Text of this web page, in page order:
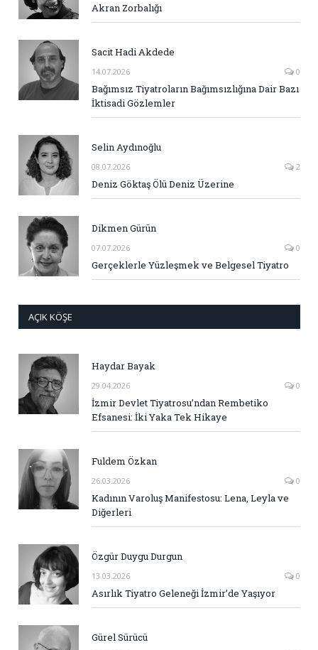
Akran Zorbalığı
Sacit Hadi Akdede
14.07.2026 0
Bağımsız Tiyatroların Bağımsızlığına Dair Bazı
İktisadi Gözlemler
Selin Aydınoğlu
08.07.2026 2
Deniz Göktaş Ölü Deniz Üzerine
Dikmen Gürün
07.07.2026 0
Gerçeklerle Yüzleşmek ve Belgesel Tiyatro
AÇIK KÖŞE
Haydar Bayak
29.04.2026 0
İzmir Devlet Tiyatrosu’ndan Rembetiko
Efsanesi: İki Yaka Tek Hikaye
Fuldem Özkan
26.03.2026 0
Kadının Varoluş Manifestosu: Lena, Leyla ve
Diğerleri
Özgür Duygu Durgun
13.03.2026 0
Asırlık Tiyatro Geleneği İzmir’de Yaşıyor
Gürel Sürücü